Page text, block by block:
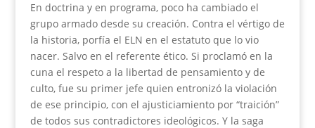
En doctrina y en programa, poco ha cambiado el
grupo armado desde su creación. Contra el vértigo de
la historia, porfía el ELN en el estatuto que lo vio
nacer. Salvo en el referente ético. Si proclamó en la
cuna el respeto a la libertad de pensamiento y de
culto, fue su primer jefe quien entronizó la violación
de ese principio, con el ajusticiamiento por “traición”
de todos sus contradictores ideológicos. Y la saga